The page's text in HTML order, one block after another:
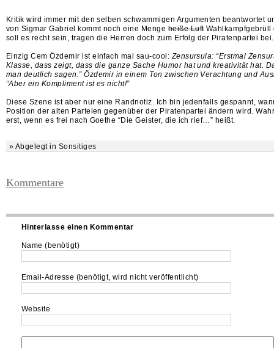
Kritik wird immer mit den selben schwammigen Argumenten beantwortet
von Sigmar Gabriel kommt noch eine Mengeheiße LuftWahlkampfgebrüll
soll es recht sein, tragen die Herren doch zum Erfolg der Piratenpartei bei.
Einzig Cem Özdemir ist einfach mal sau-cool: Zensursula: “Erstmal
Klasse, dass zeigt, dass die ganze Sache Humor hat und kreativität hat.
man deutlich sagen.” Özdemir in einem Ton zwischen Verachtung und
“Aber ein Kompliment ist es nicht!”
Diese Szene ist aber nur eine Randnotiz. Ich bin jedenfalls gespannt,
Position der alten Parteien gegenüber der Piratenpartei ändern wird.
erst, wenn es frei nach Goethe “Die Geister, die ich rief…” heißt.
» Abgelegt in Sonsitiges
Kommentare
Hinterlasse einen Kommentar
Name (benötigt)
Email-Adresse (benötigt, wird nicht veröffentlicht)
Website